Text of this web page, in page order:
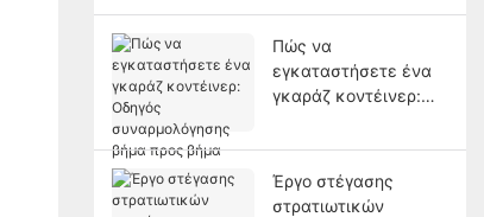
Πώς να
εγκαταστήσετε ένα
γκαράζ κοντέινερ:
συναρμολόγησης
βήμα προς βήμα
Έργο στέγασης
στρατιωτικών